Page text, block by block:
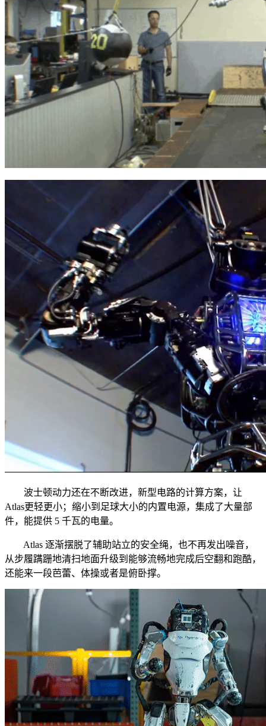
波士顿动力还在不断改进，新型电路的计算方案，让
Atlas更轻更小；缩小到足球大小的内置电源，集成了大量部
件，能提供 5 千瓦的电量。
Atlas 逐渐摆脱了辅助站立的安全绳，也不再发出噪音，
从步履蹒跚地清扫地面升级到能够流畅地完成后空翻和跑酷，
还能来一段芭蕾、体操或者是俯卧撑。